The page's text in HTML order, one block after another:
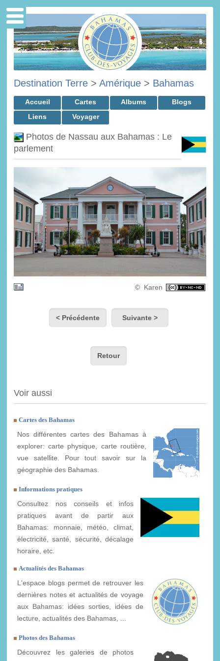
Destination Terre > Amérique > Bahamas
Accueil Cartes Albums
Blogs
Liens
Voyager
Photos de Nassau aux Bahamas : Le
parlement
© Karen
< Précédente Suivante >
Retour
Voir aussi
Cartes des Bahamas
Nos différentes cartes des Bahamas à
explorer: carte physique, carte routière,
vue satellite. Pour tout savoir sur la
géographie des Bahamas.
Informations pratiques
Consultez nos conseils et infos
pratiques avant de partir aux
Bahamas: monnaie, météo, climat,
électricité, santé, sécurité, décalage
horaire, etc.
Actualités des Bahamas
L'espace blogs permet de retrouver les
dernières notes et actualités de voyage
aux Bahamas: idées sorties, idées de
lecture, actualités des Bahamas, ...
Photos des Bahamas
Découvrez les galeries de photos